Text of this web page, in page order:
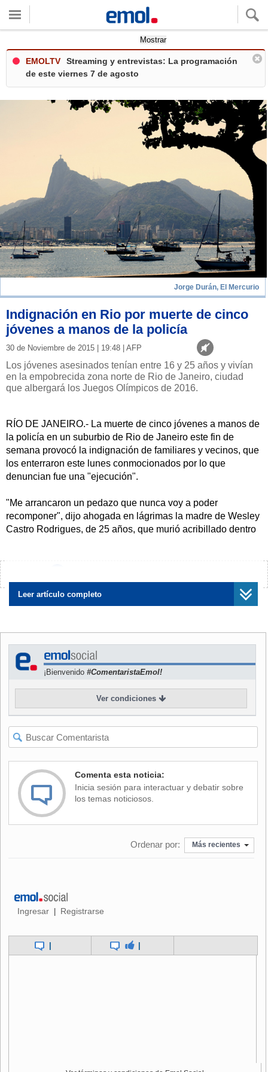
Mostrar
EMOLTV
Streaming y entrevistas: La programación
de este viernes 7 de agosto
Jorge Durán, El Mercurio
Indignación en Rio por muerte de cinco
jóvenes a manos de la policía
30 de Noviembre de 2015 | 19:48 | AFP
Los jóvenes asesinados tenían entre 16 y 25 años y vivían
en la empobrecida zona norte de Rio de Janeiro, ciudad
que albergará los Juegos Olímpicos de 2016.
RÍO DE JANEIRO.- La muerte de cinco jóvenes a manos de
la policía en un suburbio de Rio de Janeiro este fin de
semana provocó la indignación de familiares y vecinos, que
los enterraron este lunes conmocionados por lo que
denuncian fue una "ejecución".
"Me arrancaron un pedazo que nunca voy a poder
recomponer", dijo ahogada en lágrimas la madre de Wesley
Castro Rodrigues, de 25 años, que murió acribillado dentro
Los jóvenes asesinados tenían entre 16 y 25 años y vivían
en la empobrecida zona norte de Rio de Janeiro, ciudad
que albergará los Juegos Olímpicos de 2016.
"Tenemos pruebas de que se trató de una ejecución. Los
jóvenes salieron de una comunidad donde no fueron
abordados, simplemente les dispararon 50 tiros. Eso es una
ejecución", afirmó a la AFP Joseandro José, líder de la
comunidad de Irajá.
Cuatro policías que participaron del episodio fueron
arrestados y el comandante a cargo de la unidad fue
apartado de su cargo, informó la policía militar.
veces contra el vehículo y luego intentaron alterar la escena
del crimen para culpar a las víctimas.
"Lo que hicieron es una acción trágica, indefendible",
Janeiro, Mariano Beltrame, quien aseguró que los policías
entierro, llevando una bandera de Brasil con 50 agujeros
para simbolizar los tiros con los que fueron abatidos los
El episodio "es sintomático de una cultura de guerra,
"disparar primero, preguntar después".
Leer artículo completo
¡Bienvenido #ComentaristaEmol!
Ver condiciones
Comenta esta noticia:
Inicia sesión para interactuar y debatir sobre
los temas noticiosos.
Ordenar por: Más recientes
Ingresar Registrarse